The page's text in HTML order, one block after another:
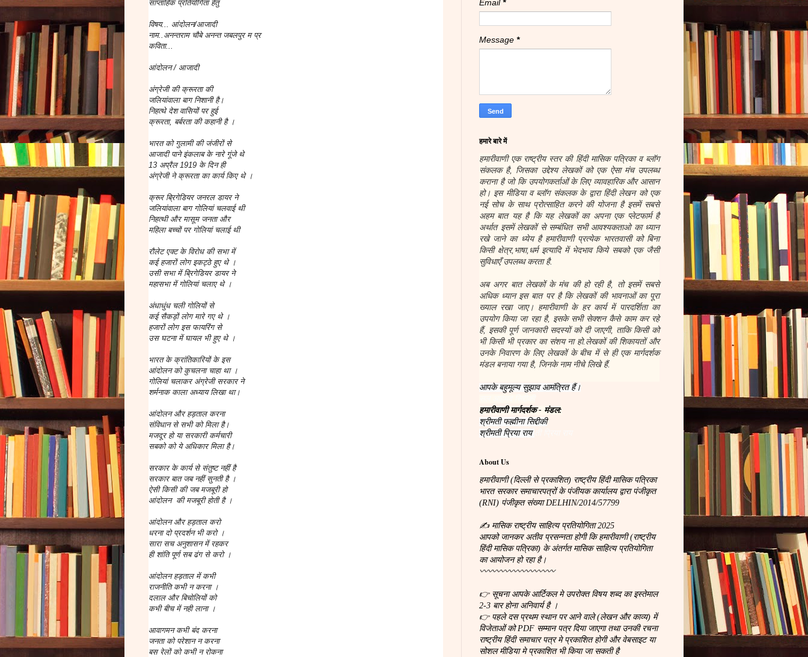
साप्ताहिक प्रतियोगिता हेतु
विषय... आंदोलन/आजादी
नाम..अनन्तराम चौबे अनन्त जबलपुर म प्र
कविता...
आंदोलन / आजादी
अंग्रेजी की क्रूरता की
जलियांवाला बाग निशानी है।
निहत्थे देश वासियों पर हुई
क्रूरता, बर्बरता की कहानी है ।
भारत को गुलामी की जंजीरों से
आजादी पाने इंकलाब के नारे गूंजे थे
13 अप्रैल 1919 के दिन ही
अंग्रेजी ने क्रूरता का कार्य किए थे ।
क्रूर ब्रिगेडियर जनरल डायर ने
जलियांवाला बाग गोलियां चलवाई थी
निहत्थी और मासूम जनता और
महिला बच्चों पर गोलियां चलाई थी
रौलेट एक्ट के विरोध की सभा में
कई हजारों लोग इकट्ठे हुए थे ।
उसी सभा में ब्रिगेडियर डायर ने
महासभा में गोलियां चलाए थे ।
अंधाधुंध चली गोलियों से
कई सैकड़ों लोग मारे गए थे ।
हजारों लोग इस फायरिंग से
उस घटना में घायल भी हुए थे ।
भारत के क्रांतिकारियों के इस
आंदोलन को कुचलना चाहा था ।
गोलियां चलाकर अंग्रेजी सरकार ने
शर्मनाक काला अध्याय लिखा था।
आंदोलन और हड़ताल करना
संविधान से सभी को मिला है।
मजदूर हो या सरकारी कर्मचारी
सबको को ये अधिकार मिला है।
सरकार के कार्य से संतुष्ट नहीं है
सरकार बात जब नहीं सुनती है ।
ऐसी किसी की जब मजबूरी हो
आंदोलन की मजबूरी होती है ।
आंदोलन और हड़ताल करो
धरना दो प्रदर्शन भी करो ।
सारा सच अनुशासन में रहकर
ही शांति पूर्ण सब ढंग से करो ।
आंदोलन हड़ताल में कभी
राजनीति कभी न करना ।
दलाल और बिचोलियों को
कभी बीच में नही लाना ।
आवागमन कभी बंद करना
जनता को परेशान न करना
बस रेलों को कभी न रोकना
Email*
Message *
हमारे बारे में
हमारीवाणी एक राष्ट्रीय स्तर की हिंदी मासिक पत्रिका व ब्लॉग
संकलक है, जिसका उद्देश्य लेखकों को एक ऐसा मंच उपलब्ध
कराना है जो कि उपयोगकर्ताओं के लिए व्यावहारिक और आसान
हो। इस मीडिया व ब्लॉग संकलक के द्वारा हिंदी लेखन को एक
नई सोच के साथ प्रोत्साहित करने की योजना है इसमें सबसे
अहम बात यह है कि यह लेखकों का अपना एक प्लेटफार्म है
अर्थात इसमें लेखकों से सम्बंधित सभी आवश्यकताओ का ध्यान
रखे जाने का ध्येय है हमारीवाणी प्रत्येक भारतवासी को बिना
किसी क्षेत्र,भाषा,धर्म इत्यादि में भेदभाव किये सबको एक जैसी
सुविधाएँ उपलब्ध करता है.
अब अगर बात लेखकों के मंच की हो रही है, तो इसमें सबसे
अधिक ध्यान इस बात पर है कि लेखकों की भावनाओं का पूरा
ख्याल रखा जाए। हमारीवाणी के हर कार्य में पारदर्शिता का
उपयोग किया जा रहा है, इसके सभी सेक्शन कैसे काम कर रहे
हैं, इसकी पूर्ण जानकारी सदस्यों को दी जाएगी, ताकि किसी को
भी किसी भी प्रकार का संशय ना हो.लेखकों की शिकायतों और
उनके निवारण के लिए लेखकों के बीच में से ही एक मार्गदर्शक
मंडल बनाया गया है, जिनके नाम नीचे लिखे हैं.
आपके बहुमूल्य सुझाव आमंत्रित हैं।
हमारीवाणी मार्गदर्शक - मंडल:
श्रीमती फह्मीना सिद्दीकी
श्रीमती प्रिया राय
About Us
हमारीवाणी (दिल्ली से प्रकाशित) राष्ट्रीय हिंदी मासिक पत्रिका
भारत सरकार समाचारपत्रों के पंजीयक कार्यालय द्वारा पंजीकृत
(RNI) पंजीकृत संख्या DELHIN/2014/57799
✍ मासिक राष्ट्रीय साहित्य प्रतियोगिता 2025
आपको जानकर अतीव प्रसन्नता होगी कि हमारीवाणी (राष्ट्रीय
हिंदी मासिक पत्रिका) के अंतर्गत मासिक साहित्य प्रतियोगिता
का आयोजन हो रहा है।
〰〰〰〰〰〰〰〰〰
👉 सूचना आपके आर्टिकल मे उपरोक्त विषय शब्द का इस्तेमाल
2-3 बार होना अनिवार्य है ।
👉 पहले दस प्रथम स्थान पर आने वाले (लेखन और काव्य) में
विजेताओं को PDF सम्मान पत्र दिया जाएगा तथा उनकी रचना
राष्ट्रीय हिंदी समाचार पत्र मे प्रकाशित होगी और वेबसाइट या
सोशल मीडिया मे प्रकाशित भी किया जा सकती है